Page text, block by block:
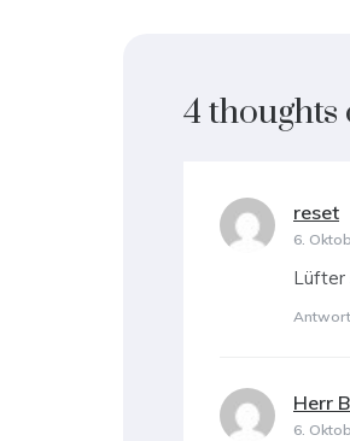
4 thoughts
reset
6.
Lüfter
Herr
6.